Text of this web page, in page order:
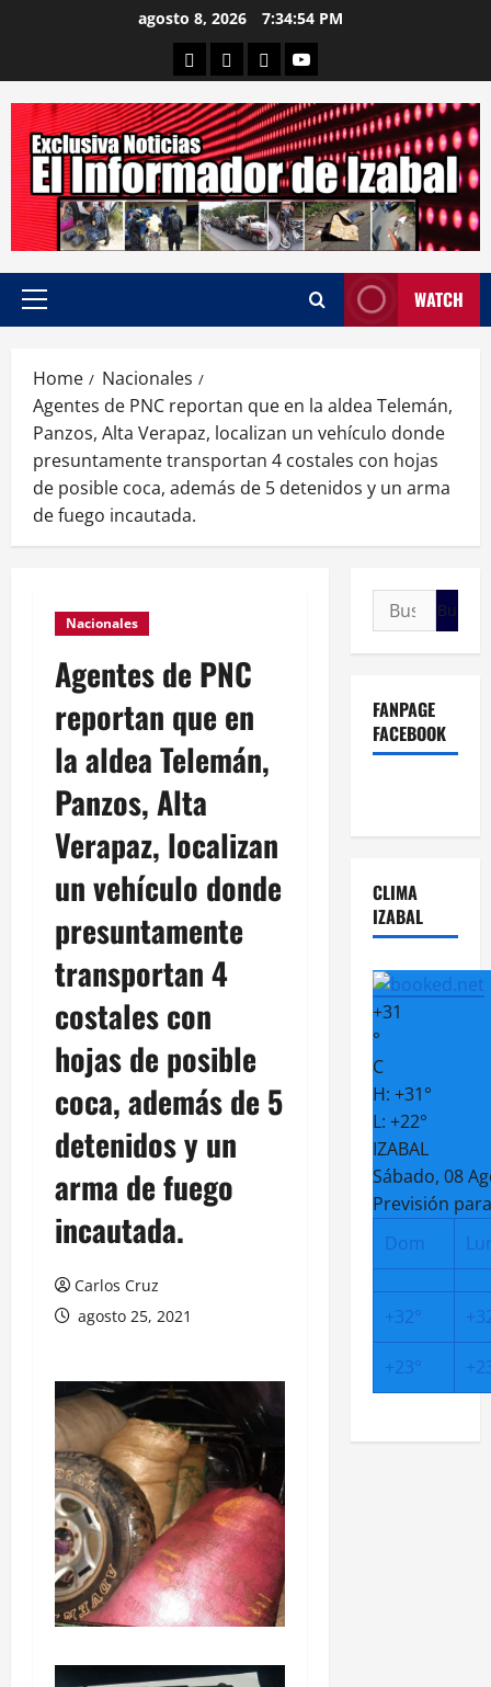
agosto 8, 2026 7:34:55 PM
Departamental
Nacionales
Internacional
Canal
Primary
WATCH
Home
Nacionales
Agentes de PNC reportan que en la aldea Telemán,
Panzos, Alta Verapaz, localizan un vehículo donde
presuntamente transportan 4 costales con hojas
de posible coca, además de 5 detenidos y un arma
de fuego incautada.
Nacionales
Agentes de PNC
reportan que en
la aldea Telemán,
Panzos, Alta
Verapaz, localizan
un vehículo donde
presuntamente
transportan 4
costales con
hojas de posible
coca, además de 5
detenidos y un
arma de fuego
incautada.
Carlos Cruz
agosto 25, 2021
Buscar:
FANPAGE
FACEBOOK
CLIMA
IZABAL
+31
°
C
H: +31°
L: +22°
IZABAL
Sábado, 08
Previsión
Dom
+32° +
+23° +